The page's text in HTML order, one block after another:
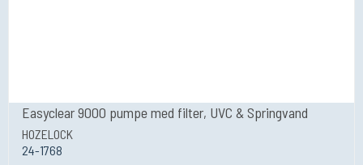
Easyclear 9000 pumpe med filter, UVC & Springvand
HOZELOCK
24-1768